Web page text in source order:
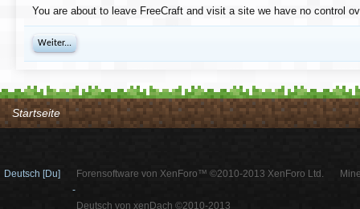
You are about to leave FreeCraft and visit a site we have no control
Weiter...
Startseite
Deutsch [Du]
Forensoftware von XenForo™ ©2010-2013 XenForo Ltd.
-
Deutsch von xenDach ©2010-2013